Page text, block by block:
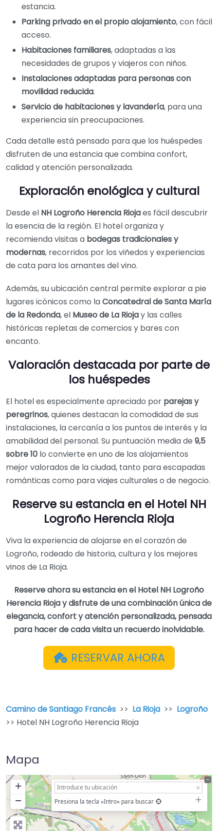
estancia.
Parking privado en el propio alojamiento, con fácil
acceso.
Habitaciones familiares, adaptadas a las
necesidades de grupos y viajeros con niños.
Instalaciones adaptadas para personas con
movilidad reducida.
Servicio de habitaciones y lavandería, para una
experiencia sin preocupaciones.
Cada detalle está pensado para que los huéspedes
disfruten de una estancia que combina confort,
calidad y atención personalizada.
Exploración enológica y cultural
Desde el NH Logroño Herencia Riojaes fácil descubrir
la esencia de la región. El hotel organiza y
recomienda visitas a bodegas tradicionales y
modernas, recorridos por los viñedos y experiencias
de cata para los amantes del vino.
Además, su ubicación central permite explorar a pie
lugares icónicos como laConcatedral de Santa María
de la Redonda, el Museo de La Riojay las calles
históricas repletas de comercios y bares con
encanto.
Valoración destacada por parte de
los huéspedes
El hotel es especialmente apreciado por parejas y
peregrinos, quienes destacan la comodidad de sus
instalaciones, la cercanía a los puntos de interés y la
amabilidad del personal. Su puntuación media de 9,5
sobre 10 lo convierte en uno de los alojamientos
mejor valorados de la ciudad, tanto para escapadas
románticas como para viajes culturales o de negocio.
Reserve su estancia en el Hotel NH
Logroño Herencia Rioja
Viva la experiencia de alojarse en el corazón de
Logroño, rodeado de historia, cultura y los mejores
vinos de La Rioja.
Reserve ahora su estancia en el Hotel NH Logroño
Herencia Rioja y disfrute de una combinación única de
elegancia, confort y atención personalizada, pensada
para hacer de cada visita un recuerdo inolvidable.
RESERVAR AHORA
Camino de Santiago Francés >> La Rioja >> Logroño
>> Hotel NH Logroño Herencia Rioja
Mapa
+
−
Presiona la tecla «Intro» para buscar